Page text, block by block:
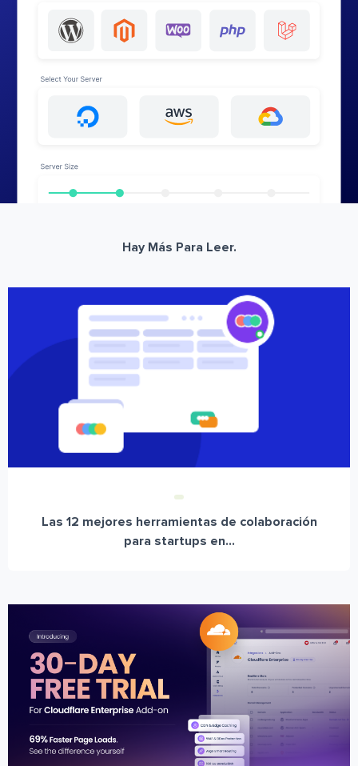
Hay Más Para Leer.
Las 12 mejores herramientas de colaboración
para startups en...